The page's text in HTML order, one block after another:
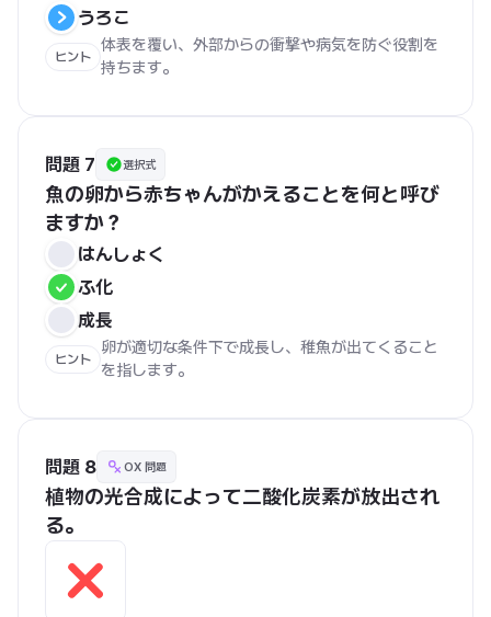
うろこ
ヒント
体表を覆い、外部からの衝撃や病気を防ぐ役割を
持ちます。
問題 7 選択式
魚の卵から赤ちゃんがかえることを何と呼び
ますか？
はんしょく
ふ化
成長
ヒント
卵が適切な条件下で成長し、稚魚が出てくること
を指します。
問題 8 OX 問題
植物の光合成によって二酸化炭素が放出され
る。